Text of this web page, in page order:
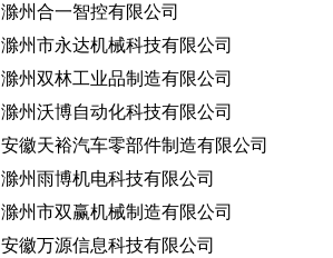
滁州合一智控有限公司
滁州市永达机械科技有限公司
滁州双林工业品制造有限公司
滁州沃博自动化科技有限公司
安徽天裕汽车零部件制造有限公司
滁州雨博机电科技有限公司
滁州市双赢机械制造有限公司
安徽万源信息科技有限公司